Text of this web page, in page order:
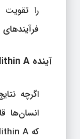
را
آینده Urolithin A در پیشگیری و درمان آلزایمر
اگرچه
انسان‌ها